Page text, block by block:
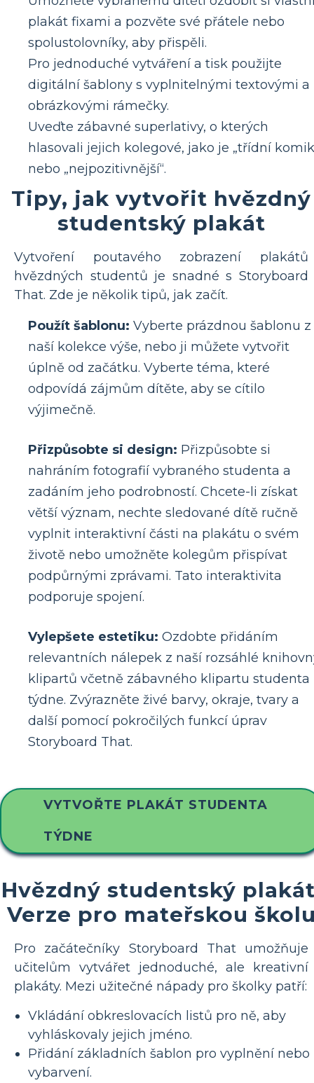
plakát fixami a pozvěte své přátele nebo
spolustolovníky, aby přispěli.
Pro jednoduché vytváření a tisk použijte
digitální šablony s vyplnitelnými textovými a
obrázkovými rámečky.
Uveďte zábavné superlativy, o kterých
hlasovali jejich kolegové, jako je „třídní
nebo „nejpozitivnější“.
Tipy, jak vytvořit hvězdný
studentský plakát
Vytvoření poutavého zobrazení plakátů
hvězdných studentů je snadné s Storyboard
That. Zde je několik tipů, jak začít.
Použít šablonu: Vyberte prázdnou šablonu z
naší kolekce výše, nebo ji můžete vytvořit
úplně od začátku. Vyberte téma, které
odpovídá zájmům dítěte, aby se cítilo
výjimečně.
Přizpůsobte si design: Přizpůsobte si
nahráním fotografií vybraného studenta a
zadáním jeho podrobností. Chcete-li získat
větší význam, nechte sledované dítě ručně
vyplnit interaktivní části na plakátu o svém
životě nebo umožněte kolegům přispívat
podpůrnými zprávami. Tato interaktivita
podporuje spojení.
Vylepšete estetiku: Ozdobte přidáním
relevantních nálepek z naší rozsáhlé
klipartů včetně zábavného klipartu studenta
týdne. Zvýrazněte živé barvy, okraje, tvary a
další pomocí pokročilých funkcí úprav
Storyboard That.
VYTVOŘTE PLAKÁT STUDENTA
TÝDNE
Hvězdný studentský
Verze pro mateřskou
Pro začátečníky Storyboard That umožňuje
učitelům vytvářet jednoduché, ale kreativní
plakáty. Mezi užitečné nápady pro školky patří:
Vkládání obkreslovacích listů pro ně, aby
vyhláskovaly jejich jméno.
Přidání základních šablon pro vyplnění nebo
vybarvení.